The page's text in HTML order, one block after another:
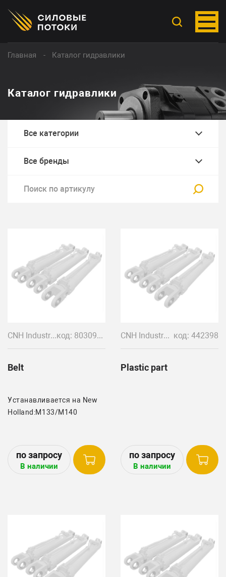
Главная Каталог гидравлики
Каталог гидравлики
CNH Industrial код: 80309364
Belt
Устанавливается на New
Holland:M133/M140
В наличии
CNH Industrial код: 442398
Plastic part
В наличии
Все категории
Все бренды